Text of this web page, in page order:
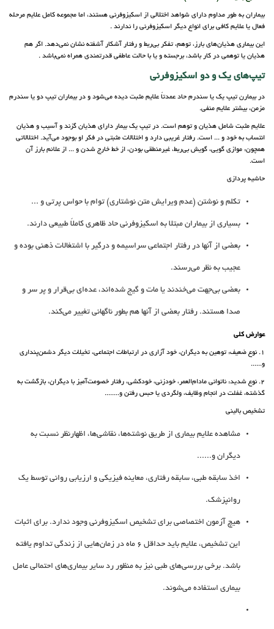
بیماران به طور مداوم دارای شواهد اختلالی از اسکیزوفرنی هستند، اما مجموعه کامل علایم مرحله
فعال یا علایم کافی برای انواع دیگر اسکیزوفرنی را ندارند .
این بیماری هذیان‌های بارز، توهم،‌ تفکر بی‌ربط و رفتار آشکار آشفته نشان نمی‌دهد. اگر هم
هذیان یا توهمی در کار باشد، برجسته و یا با حالت عاطفی قدرتمندی همراه نمی‌باشد .
تیپ‌های یک و دو اسکیزوفرنی
در بیمارن تیپ یک یا سندرم حاد عمدتاً علایم مثبت دیده می‌شود و در بیماران تیپ دو یا سندرم
مزمن، بیشتر علایم منفی.
علایم مثبت شامل هذیان و توهم است. در تیپ یک بیمار دارای هذیان گزند و آسیب و هذیان
انتساب به خود و ... است. رفتار غریبی دارد و اختلالات مثبتی در فکر او بوجود می‌آید. اختلالاتی
همچون: موازی گویی، گویش بی‌ربط، غیرمنطقی بودن، از خط خارج شدن و ... از علائم بارز آن
است.
حاشیه پردازی
تکلم و نوشتن (عدم ویرایش متن نوشتاری) توام با حواس پرتی و ...
بسیاری از بیماران مبتلا به اسکیزوفرنی حاد ظاهری کاملاً طبیعی دارند.
بعضی از آنها در رفتار اجتماعی سراسیمه و درگیر با اشتغالات ذهنی بوده و
عجیب به نظر می‌رسند.
بعضی بی‌جهت می‌خندند یا مات و گیج شده‌اند، عده‌ای بی‌قرار و پر سر و
صدا هستند. رفتار بعضی از آنها هم بطور ناگهانی تغییر می‌کند.
عوارض‌‌ کلی
1. نوع ضعیف: توهین به دیگران، خود آزاری در ارتباطات اجتماعی، تخیلات دیگر دشمن‌پنداری
و......
2. نوع شدید: ناتوانی‌ مادام‌العمر، خودزنی، خودکشی، رفتار خصومت‌آمیز با‌ دیگران، بازگشت‌ به
گذشته، غفلت‌ در انجام‌ وظایف‌، ولگردی‌ یا حبس‌ رفتن‌ و........
تشخیص بالینی‌
مشاهده‌ علایم‌ بیماری از طریق نوشته‌ها، نقاشی‌ها، اظهار‌نظر نسبت به
دیگران و......
اخذ سابقه‌ طبی‌، سابقه‌ رفتاری‌، معاینه‌ فیزیکی‌ و ارزیابی‌ روانی‌ توسط‌ یک‌
روانپزشک‌.
هیچ‌ آزمون‌ اختصاصی‌ برای‌ تشخیص‌ اسکیزوفرنی‌ وجود ندارد. برای‌ اثبات‌
این‌ تشخیص‌، علایم‌ باید حداقل‌ 6 ماه‌ در زمان‌هایی‌ از زندگی‌ تداوم‌ یافته‌
باشد. برخی‌ بررسی‌های‌ طبی‌ نیز به ‌منظور رد سایر بیماری‌های‌ احتمالی‌ عامل‌
بیماری‌ استفاده‌ می‌شوند.